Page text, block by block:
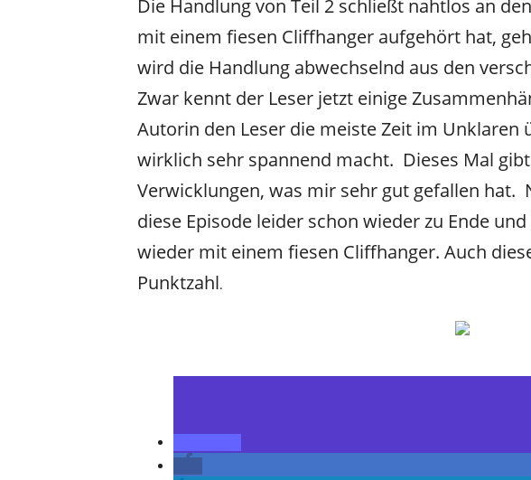
Die Handlung von Teil 2 schließt nahtlos an
mit einem fiesen Cliffhanger aufgehört hat,
wird die Handlung abwechselnd aus den
Zwar kennt der Leser jetzt einige
Autorin den Leser die meiste Zeit im Unklaren
wirklich sehr spannend macht. Dieses Mal
Verwicklungen, was mir sehr gut gefallen hat.
diese Episode leider schon wieder zu Ende
wieder mit einem fiesen Cliffhanger. Auch
Punktzahl.